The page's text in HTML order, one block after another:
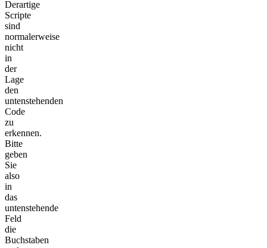
Derartige
Scripte
sind
normalerweise
nicht
in
der
Lage
den
untenstehenden
Code
zu
erkennen.
Bitte
geben
Sie
also
in
das
untenstehende
Feld
die
Buchstaben